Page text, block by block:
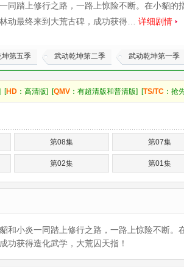
一同踏上修行之路，一路上惊险不断。在小貂的
林动最终来到大荒古碑，成功获得… 详细剧情
坤第五季 武动乾坤第二季 武动乾坤第一季
[HD ：高清版] [QMV ：有超清版和普清版] [TS/TC ：抢
第08集 第07集
第02集 第01集
和小炎一同踏上修行之路，一路上惊险不断
功获得造化武学，大荒囚天指！